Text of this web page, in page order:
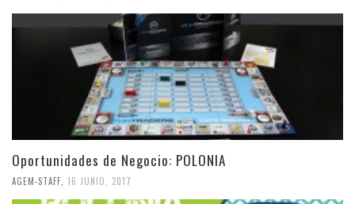
Oportunidades de Negocio: POLONIA
AGEM-STAFF 16 JUNIO, 2017